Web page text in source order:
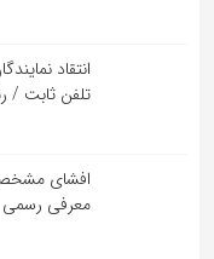
انتقاد
تلفن ثابت /
معرفی رسمی